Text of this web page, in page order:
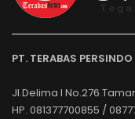
PT. TERABAS
Jl.Delima I
HP. 081377700855 /